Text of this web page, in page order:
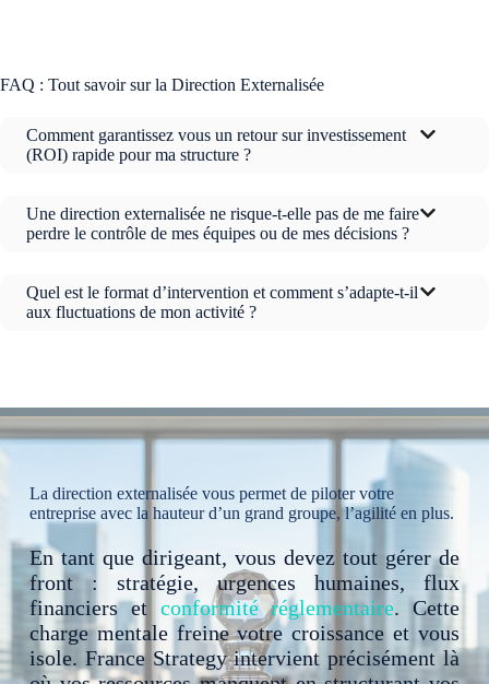
FAQ : Tout savoir sur la Direction Externalisée
Comment garantissez vous un retour sur investissement
(ROI) rapide pour ma structure ?
Une direction externalisée ne risque-t-elle pas de me faire
perdre le contrôle de mes équipes ou de mes décisions ?
Quel est le format d’intervention et comment s’adapte-t-il
aux fluctuations de mon activité ?
La direction externalisée vous permet de piloter votre
entreprise avec la hauteur d’un grand groupe, l’agilité en plus.
En tant que dirigeant, vous devez tout gérer de
front : stratégie, urgences humaines, flux
financiers et conformité réglementaire. Cette
charge mentale freine votre croissance et vous
isole. France Strategy intervient précisément là